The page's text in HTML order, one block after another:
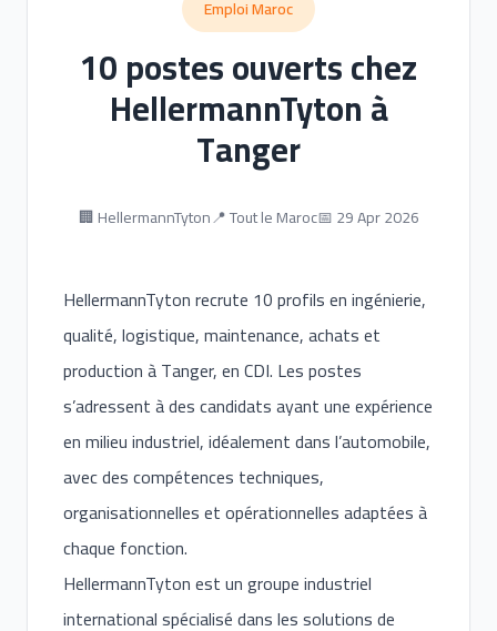
Emploi Maroc
10 postes ouverts chez
HellermannTyton à
Tanger
🏢 HellermannTyton📍 Tout le Maroc📅 29 Apr 2026
HellermannTyton recrute 10 profils en ingénierie,
qualité, logistique, maintenance, achats et
production à Tanger, en CDI. Les postes
s’adressent à des candidats ayant une expérience
en milieu industriel, idéalement dans l’automobile,
avec des compétences techniques,
organisationnelles et opérationnelles adaptées à
chaque fonction.
HellermannTyton est un groupe industriel
international spécialisé dans les solutions de